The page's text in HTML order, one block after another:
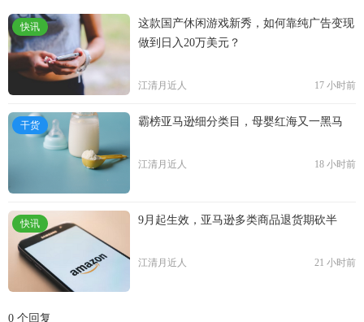
快讯
这款国产休闲游戏新秀，如何靠纯广告变现
做到日入20万美元？
江清月近人 17 小时前
干货 霸榜亚马逊细分类目，母婴红海又一黑马
江清月近人 18 小时前
快讯 9月起生效，亚马逊多类商品退货期砍半
江清月近人 21 小时前
0 个回复